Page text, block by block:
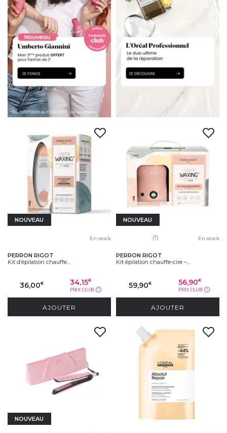
NOUVEAU
En stock
PERRON RIGOT
Kit d’épilation chauffe...
36,00€ 34,15€
PRIX CLUB ?
AJOUTER
NOUVEAU
(1) En stock
PERRON RIGOT
Kit épilation chauffe-cire –...
59,90€ 56,90€
PRIX CLUB ?
AJOUTER
NOUVEAU